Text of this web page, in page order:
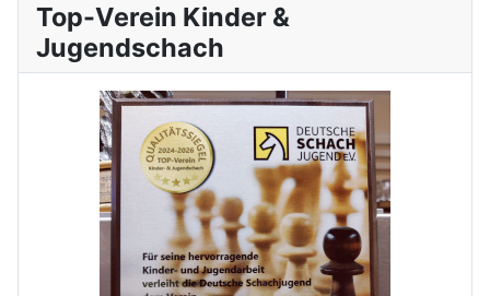
Top-Verein Kinder &
Jugendschach